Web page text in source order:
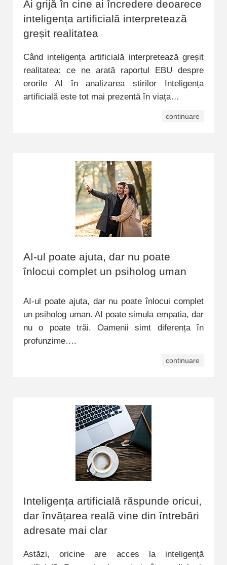
Ai grijă în cine ai încredere deoarece
inteligența artificială interpretează
greșit realitatea
Când inteligența artificială interpretează greșit
realitatea: ce ne arată raportul EBU despre
erorile AI în analizarea știrilor Inteligența
artificială este tot mai prezentă în viața…
continuare
AI-ul poate ajuta, dar nu poate
înlocui complet un psiholog uman
AI-ul poate ajuta, dar nu poate înlocui complet
un psiholog uman. AI poate simula empatia, dar
nu o poate trăi. Oamenii simt diferența în
profunzime….
continuare
Inteligența artificială răspunde oricui,
dar învățarea reală vine din întrebări
adresate mai clar
Astăzi, oricine are acces la inteligență